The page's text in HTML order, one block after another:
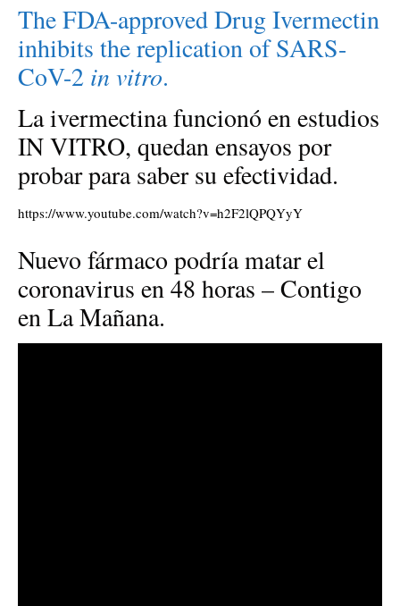
The FDA-approved Drug Ivermectin
inhibits the replication of SARS-
CoV-2 in vitro.
La ivermectina funcionó en estudios
IN VITRO, quedan ensayos por
probar para saber su efectividad.
https://www.youtube.com/watch?v=h2F2lQPQYyY
Nuevo fármaco podría matar el
coronavirus en 48 horas – Contigo
en La Mañana.